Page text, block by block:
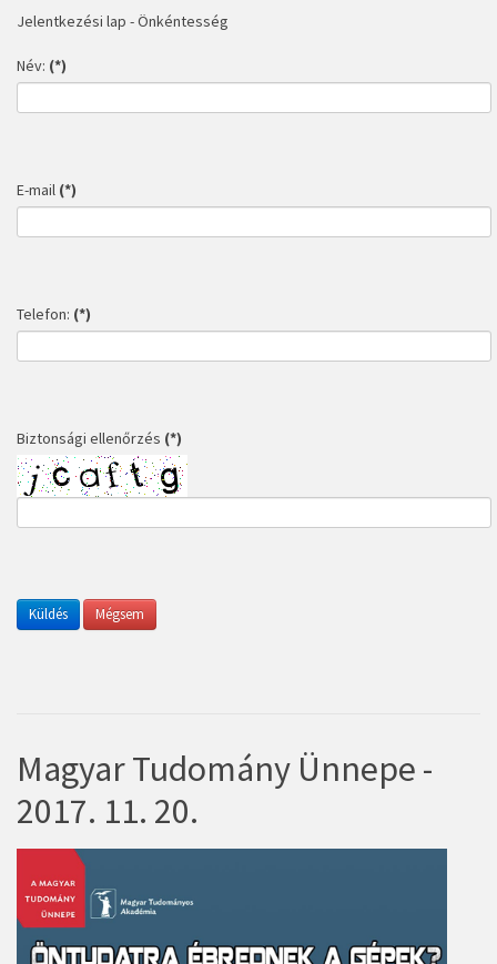
Jelentkezési lap - Önkéntesség
Név: (*)
E-mail (*)
Telefon: (*)
Biztonsági ellenőrzés (*)
Magyar Tudomány Ünnepe -
2017. 11. 20.